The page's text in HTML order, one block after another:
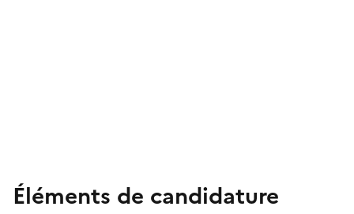
Éléments de candidature